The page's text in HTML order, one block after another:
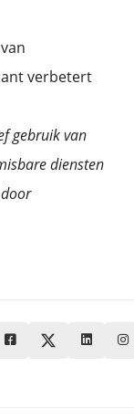
verbetert
gebruik van
diensten